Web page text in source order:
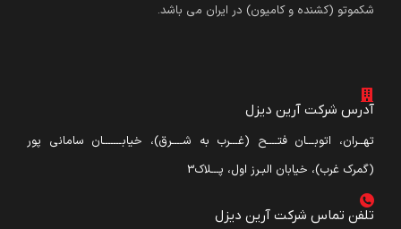
شکموتو (کشنده و کامیون) در ایران می باشد.
آدرس شرکت آرین دیزل
تهــران، اتوبـــان فتــــح (غـــرب به شــــرق)، خیابـــــــان سامانی پور
(گمرک غرب)، خیابان البـرز اول، پـــلاک3
تلفن تماس شرکت آرین دیزل​